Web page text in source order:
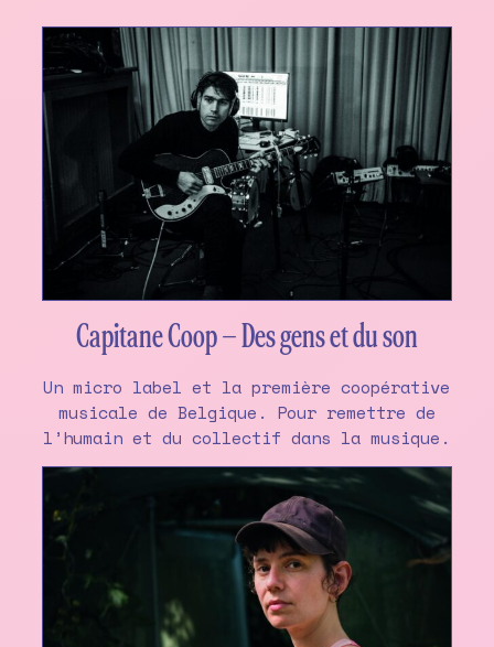
Capitane Coop – Des gens et du son
Un micro label et la première coopérative
musicale de Belgique. Pour remettre de
l’humain et du collectif dans la musique.